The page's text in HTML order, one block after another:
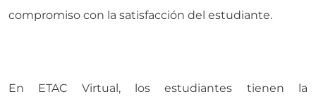
compromiso con la satisfacción del estudiante.
En ETAC Virtual, los estudiantes tienen la